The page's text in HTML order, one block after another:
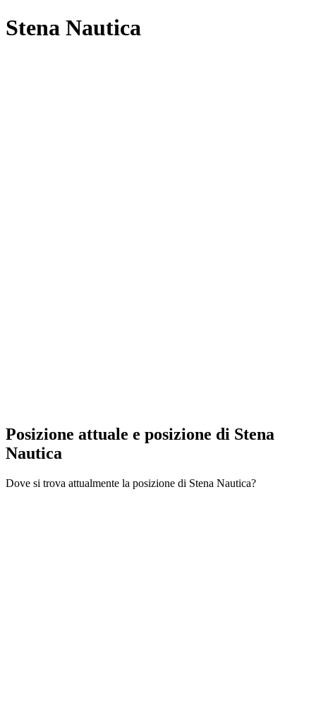
Stena Nautica
Posizione attuale e posizione di Stena
Nautica
Dove si trova attualmente la posizione di Stena Nautica?